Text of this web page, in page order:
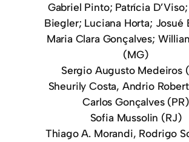
Gabriel Pinto; Patrícia
Biegler; Luciana Horta; Josué
Maria Clara Gonçalves;
(MG)
Sergio Augusto Medeiros
Sheurily Costa, Andrio
Carlos Gonçalves (PR)
Sofia Mussolin (RJ)
Thiago A. Morandi, Rodrigo